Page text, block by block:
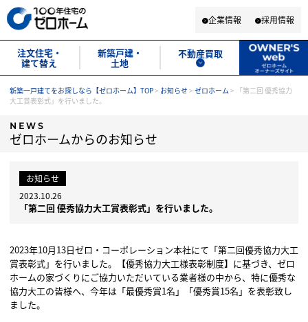
企業情報 採用情報
注文住宅・
建て替え
新築戸建・
土地
不動産買取
新築一戸建てをお探しなら【ゼロホーム】TOP> お知らせ> ゼロホーム > 「第二回 優秀協力
大工賞表彰式」を行いました。
NEWS
ゼロホームからのお知らせ
お知らせ
2023.10.26
「第二回 優秀協力大工賞表彰式」を行いました。
2023年10月13日ゼロ・コーポレーション本社にて「第二回優秀協力大工
賞表彰式」を行いました。【優秀協力大工様表彰制度】に基づき、ゼロ
ホームの家づくりにご協力いただいている業者様の中から、特に優秀な
協力大工の皆様へ、今年は「最優秀賞1名」「優秀賞15名」を表彰致し
ました。